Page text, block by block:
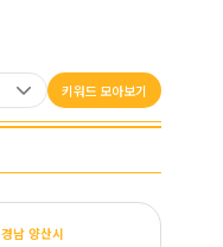
키워드 모아보기
경남 양산시